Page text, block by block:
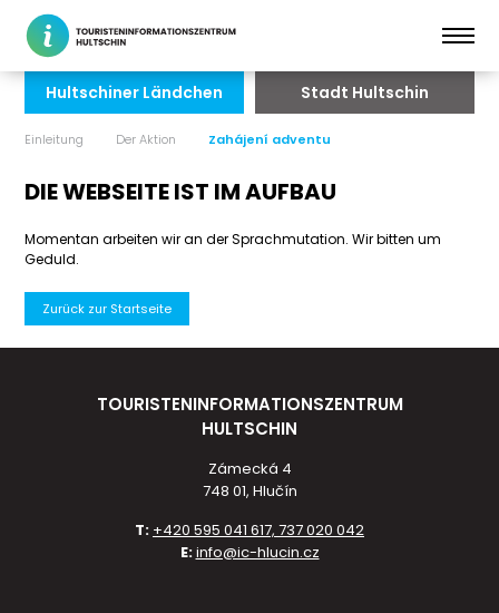
Hultschiner Ländchen Stadt Hultschin
Einleitung Der Aktion Zahájení adventu
DIE WEBSEITE IST IM AUFBAU
Momentan arbeiten wir an der Sprachmutation. Wir bitten um
Geduld.
Zurück zur Startseite
TOURISTENINFORMATIONSZENTRUM
HULTSCHIN
Zámecká 4
748 01, Hlučín
T: +420 595 041 617, 737 020 042
E:info@ic-hlucin.cz